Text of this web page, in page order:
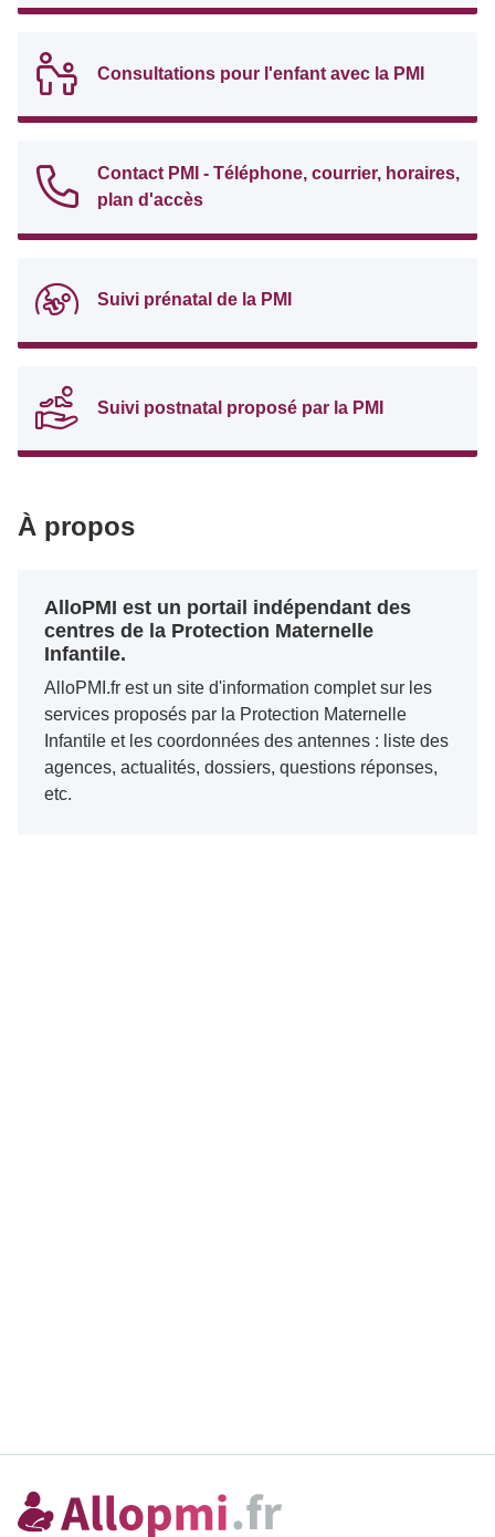
Consultations pour l'enfant avec la PMI
Contact PMI - Téléphone, courrier, horaires,
plan d'accès
Suivi prénatal de la PMI
Suivi postnatal proposé par la PMI
À propos
AlloPMI est un portail indépendant des
centres de la Protection Maternelle
Infantile.
AlloPMI.fr est un site d'information complet sur les
services proposés par la Protection Maternelle
Infantile et les coordonnées des antennes : liste des
agences, actualités, dossiers, questions réponses,
etc.